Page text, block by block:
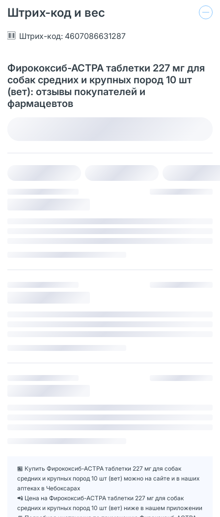
Штрих-код и вес
Штрих-код: 4607086631287
Фирококсиб-АСТРА таблетки 227 мг для
собак средних и крупных пород 10 шт
(вет): отзывы покупателей и
фармацевтов
🏪 Купить Фирококсиб-АСТРА таблетки 227 мг для собак
средних и крупных пород 10 шт (вет) можно на сайте и в наших
аптеках в Чебоксарах
📲 Цена на Фирококсиб-АСТРА таблетки 227 мг для собак
средних и крупных пород 10 шт (вет) ниже в нашем приложении